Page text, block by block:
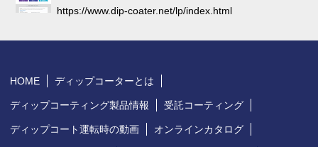
https://www.dip-coater.net/lp/index.html
HOME ディップコーターとは
ディップコーティング製品情報 受託コーティング
ディップコート運転時の動画 オンラインカタログ